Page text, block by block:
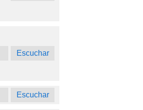
Escuchar
Escuchar